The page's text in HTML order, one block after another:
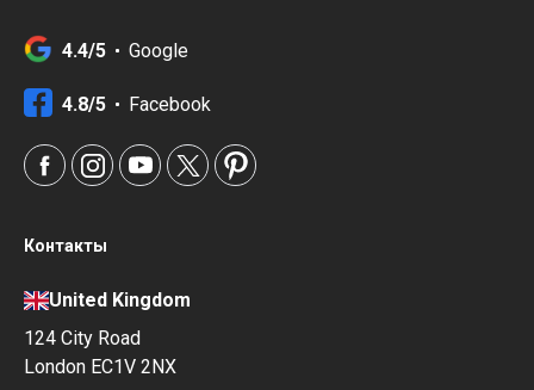
4.4/5 Google
4.8/5 Facebook
Контакты
United Kingdom
124 City Road
London EC1V 2NX